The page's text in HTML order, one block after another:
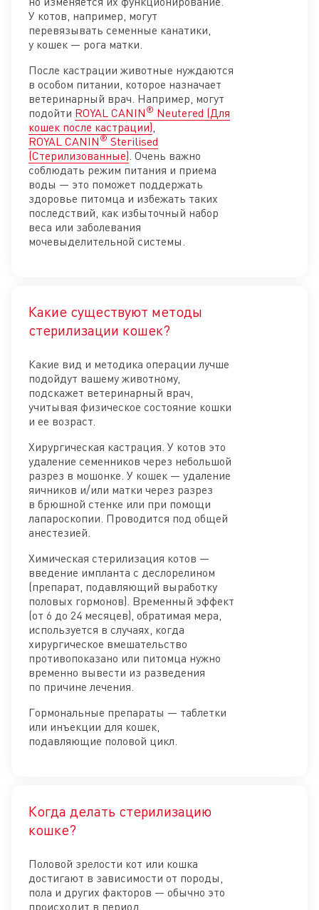
У котов, например, могут
перевязывать семенные канатики,
у кошек — рога матки.
После кастрации животные нуждаются
в особом питании, которое назначает
ветеринарный врач. Например, могут
подойти ROYAL CANIN ® Neutered (Для
кошек после кастрации),
ROYAL CANIN® Sterilised
(Стерилизованные). Очень важно
соблюдать режим питания и приема
воды — это поможет поддержать
здоровье питомца и избежать таких
последствий, как избыточный набор
веса или заболевания
мочевыделительной системы.
Какие существуют методы
стерилизации кошек?
Какие вид и методика операции лучше
подойдут вашему животному,
подскажет ветеринарный врач,
учитывая физическое состояние кошки
и ее возраст.
Хирургическая кастрация. У котов это
удаление семенников через небольшой
разрез в мошонке. У кошек — удаление
яичников и/или матки через разрез
в брюшной стенке или при помощи
лапароскопии. Проводится под общей
анестезией.
Химическая стерилизация котов —
введение импланта с деслорелином
(препарат, подавляющий выработку
половых гормонов). Временный эффект
(от 6 до 24 месяцев), обратимая мера,
используется в случаях, когда
хирургическое вмешательство
противопоказано или питомца нужно
временно вывести из разведения
по причине лечения.
Гормональные препараты — таблетки
или инъекции для кошек,
подавляющие половой цикл.
Когда делать стерилизацию
кошке?
Половой зрелости кот или кошка
достигают в зависимости от породы,
пола и других факторов — обычно это
происходит в период